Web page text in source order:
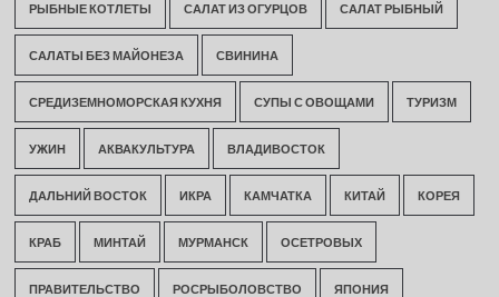
РЫБНЫЕ КОТЛЕТЫ САЛАТ ИЗ ОГУРЦОВ САЛАТ РЫБНЫЙ
САЛАТЫ БЕЗ МАЙОНЕЗА СВИНИНА
СРЕДИЗЕМНОМОРСКАЯ КУХНЯ СУПЫ С ОВОЩАМИ ТУРИЗМ
УЖИН АКВАКУЛЬТУРА ВЛАДИВОСТОК
ДАЛЬНИЙ ВОСТОК ИКРА КАМЧАТКА КИТАЙ КОРЕЯ
КРАБ МИНТАЙ МУРМАНСК ОСЕТРОВЫХ
ПРАВИТЕЛЬСТВО РОСРЫБОЛОВСТВО ЯПОНИЯ